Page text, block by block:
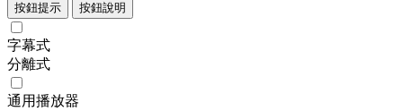
按鈕提示 按鈕說明
字幕式
分離式
通用播放器